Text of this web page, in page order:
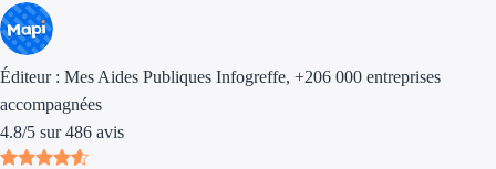
Aides Région
Éditeur : Mes Aides Publiques Infogreffe, +206 000 entreprises
accompagnées
4.8/5 sur 486 avis